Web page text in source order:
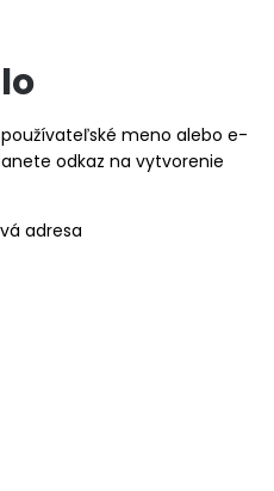
meno alebo e-
odkaz na vytvorenie
adresa